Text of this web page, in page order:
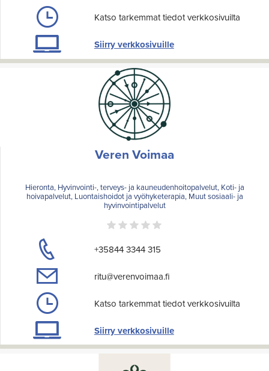
Katso tarkemmat tiedot verkkosivuilta
Siirry verkkosivuille
Veren Voimaa
Hieronta, Hyvinvointi-, terveys- ja kauneudenhoitopalvelut, Koti- ja
hoivapalvelut, Luontaishoidot ja vyöhyketerapia, Muut sosiaali- ja
hyvinvointipalvelut
+35844 3344 315
ritu@verenvoimaa.fi
Katso tarkemmat tiedot verkkosivuilta
Siirry verkkosivuille